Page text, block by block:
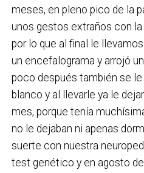
meses, en pleno pico de la
unos gestos extraños con
por lo que al final le
un encefalograma y arrojó
poco después también se
blanco y al llevarle ya le
mes, porque tenía
no le dejaban ni apenas
suerte con nuestra
test genético y en agosto